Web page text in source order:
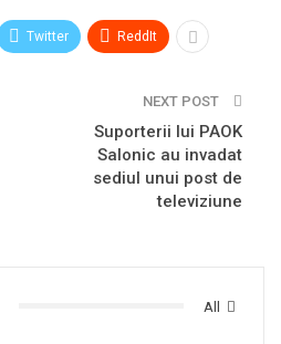
Twitter ReddIt
NEXT POST
Suporterii lui PAOK
Salonic au invadat
sediul unui post de
televiziune
All